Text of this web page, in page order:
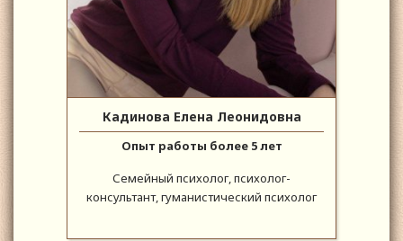
Кадинова Елена Леонидовна
Опыт работы более 5 лет
Семейный психолог, психолог-
консультант, гуманистический психолог